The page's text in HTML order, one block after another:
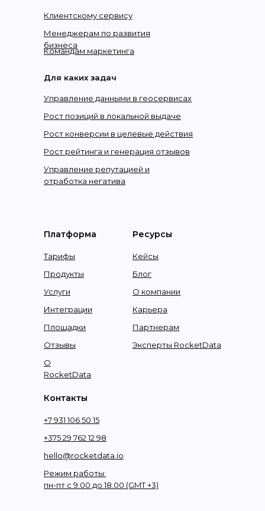
Клиентскому сервису
Командам маркетинга
Менеджерам по развития
бизнеса
+375 29 762 12 98
+7 931 106 50 15
hello@rocketdata.io
Режим работы:
пн-пт с 9.00 до 18.00 (GMT +3)
Контакты
Для каких задач
Управление данными в геосервисах
Управление репутацией и
отработка негатива
Рост позиций в локальной выдаче
Рост конверсии в целевые действия
Рост рейтинга и генерация отзывов
Ресурсы
О компании
Кейсы
Блог
Эксперты RocketData
Партнерам
Карьера
Платформа
Продукты
Тарифы
О
RocketData
Отзывы
Площадки
Услуги
Интеграции